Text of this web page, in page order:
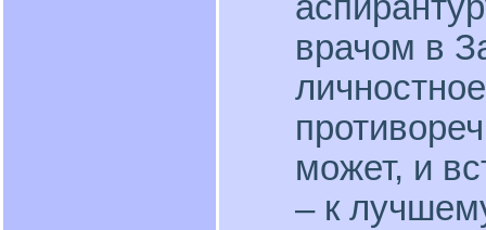
врачом в
может, и
– к